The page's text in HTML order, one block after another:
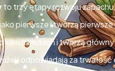
to trzy etapy rozwoju
pierwsze i tworzą
kilku minutach i tworzą
i odpowiadają za